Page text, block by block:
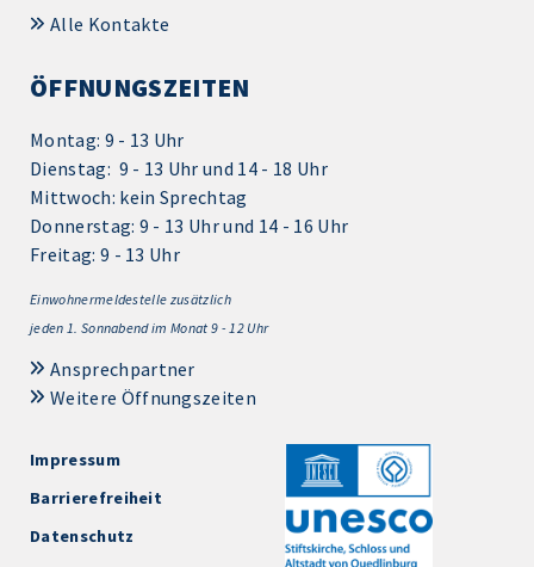
Alle Kontakte
ÖFFNUNGSZEITEN
Montag: 9 - 13 Uhr
Dienstag: 9 - 13 Uhr und 14 - 18 Uhr
Mittwoch: kein Sprechtag
Donnerstag: 9 - 13 Uhr und 14 - 16 Uhr
Freitag: 9 - 13 Uhr
Einwohnermeldestelle zusätzlich
jeden 1. Sonnabend im Monat 9 - 12 Uhr
Ansprechpartner
Weitere Öffnungszeiten
Impressum
Barrierefreiheit
Datenschutz